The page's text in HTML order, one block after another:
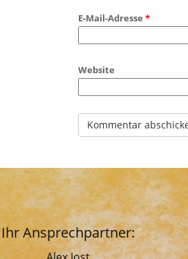
E-Mail-Adresse *
Website
Ihr Ansprechpartner: